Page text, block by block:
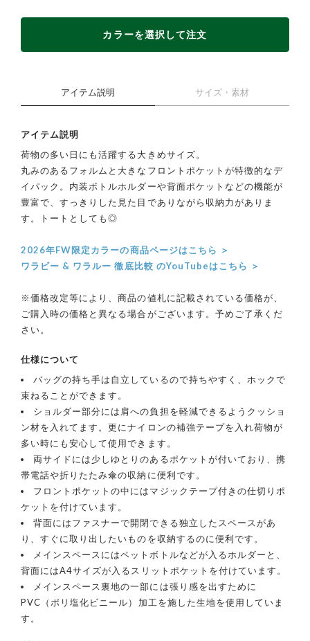
カラーを選択して注文
アイテム説明 サイズ・素材
アイテム説明
荷物の多い日にも活躍する大きめサイズ。
丸みのあるフォルムと大きなフロントポケットが特徴的なデ
イパック。内装ボトルホルダーや背面ポケットなどの機能が
豊富で、すっきりした見た目でありながら収納力がありま
す。トートとしても◎
2026年FW限定カラーの商品ページはこちら ＞
ワラビー & ワラルー 徹底比較 のYouTubeはこちら ＞
※価格改定等により、商品の値札に記載されている価格が、
ご購入時の価格と異なる場合がございます。予めご了承くだ
さい。
仕様について
バッグの持ち手は自立しているので持ちやすく、ホックで
束ねることができます。
ショルダー部分には肩への負担を軽減できるようクッショ
ン材を入れてます。更にナイロンの補強テープを入れ荷物が
多い時にも安心して使用できます。
両サイドには少しゆとりのあるポケットが付いており、携
帯電話や折りたたみ傘の収納に便利です。
フロントポケットの中にはマジックテープ付きの仕切りポ
ケットを付けています。
背面にはファスナーで開閉できる独立したスペースがあ
り、すぐに取り出したいものを収納するのに便利です。
メインスペースにはペットボトルなどが入るホルダーと、
背面にはA4サイズが入るスリットポケットを付けています。
メインスペース裏地の一部には張り感を出すために
PVC（ポリ塩化ビニール）加工を施した生地を使用していま
す。